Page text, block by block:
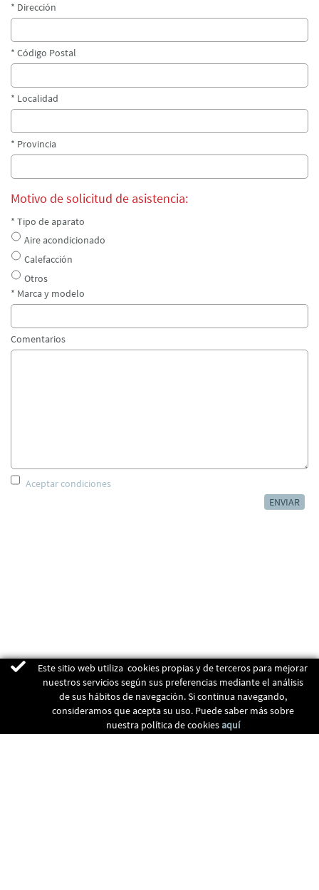
* Dirección
* Código Postal
* Localidad
* Provincia
Motivo de solicitud de asistencia:
* Tipo de aparato
Aire acondicionado
Calefacción
Otros
* Marca y modelo
Comentarios
Aceptar condiciones
ENVIAR
Este sitio web utiliza cookies propias y de terceros para mejorar
nuestros servicios según sus preferencias mediante el análisis
de sus hábitos de navegación. Si continua navegando,
consideramos que acepta su uso. Puede saber más sobre
nuestra política de cookies aquí